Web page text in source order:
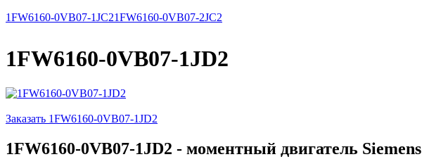
1FW6160-0VB07-1JC21FW6160-0VB07-2JC2
1FW6160-0VB07-1JD2
Заказать 1FW6160-0VB07-1JD2
1FW6160-0VB07-1JD2 - моментный двигатель Siemens